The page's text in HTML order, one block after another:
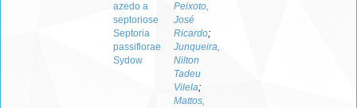
azedo a
septoriose
Septoria
passiflorae
Sydow
Peixoto,
José
Ricardo;
Junqueira,
Nilton
Tadeu
Vilela;
Mattos,